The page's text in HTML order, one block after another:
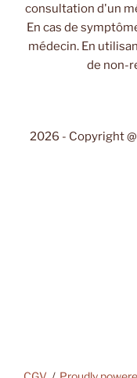
consultation d'un
En cas de
médecin. En
de non-
2026 - Copyright